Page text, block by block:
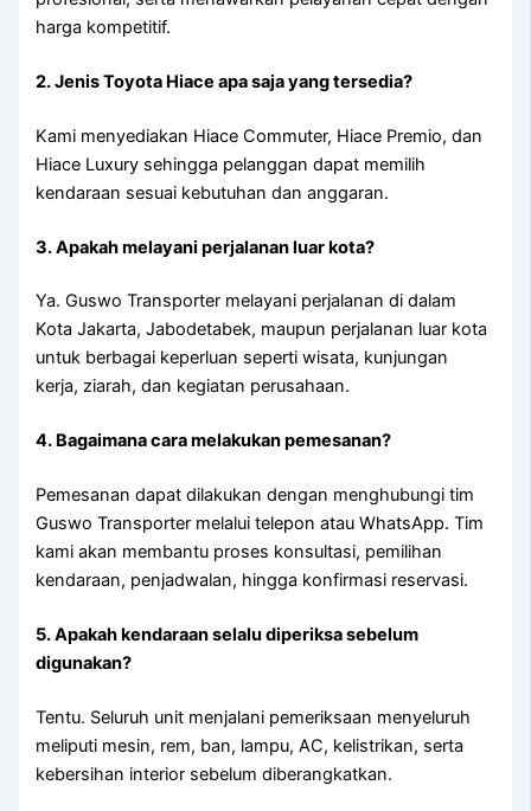
harga kompetitif.
2. Jenis Toyota Hiace apa saja yang tersedia?
Kami menyediakan Hiace Commuter, Hiace Premio, dan
Hiace Luxury sehingga pelanggan dapat memilih
kendaraan sesuai kebutuhan dan anggaran.
3. Apakah melayani perjalanan luar kota?
Ya. Guswo Transporter melayani perjalanan di dalam
Kota Jakarta, Jabodetabek, maupun perjalanan luar kota
untuk berbagai keperluan seperti wisata, kunjungan
kerja, ziarah, dan kegiatan perusahaan.
4. Bagaimana cara melakukan pemesanan?
Pemesanan dapat dilakukan dengan menghubungi tim
Guswo Transporter melalui telepon atau WhatsApp. Tim
kami akan membantu proses konsultasi, pemilihan
kendaraan, penjadwalan, hingga konfirmasi reservasi.
5. Apakah kendaraan selalu diperiksa sebelum
digunakan?
Tentu. Seluruh unit menjalani pemeriksaan menyeluruh
meliputi mesin, rem, ban, lampu, AC, kelistrikan, serta
kebersihan interior sebelum diberangkatkan.